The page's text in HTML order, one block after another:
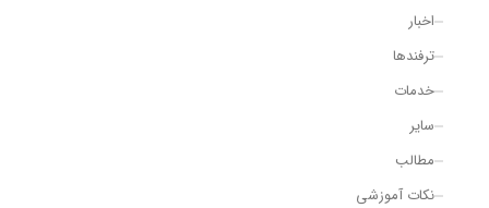
اخبار
ترفندها
خدمات
سایر
مطالب
نکات آموزشی